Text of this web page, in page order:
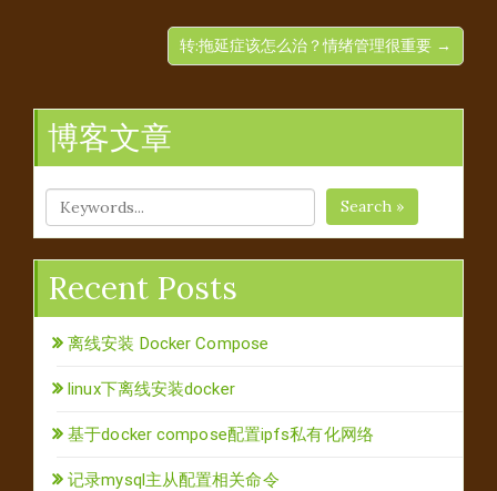
转:拖延症该怎么治？情绪管理很重要 →
博客文章
Search »
Recent Posts
离线安装 Docker Compose
linux下离线安装docker
基于docker compose配置ipfs私有化网络
记录mysql主从配置相关命令